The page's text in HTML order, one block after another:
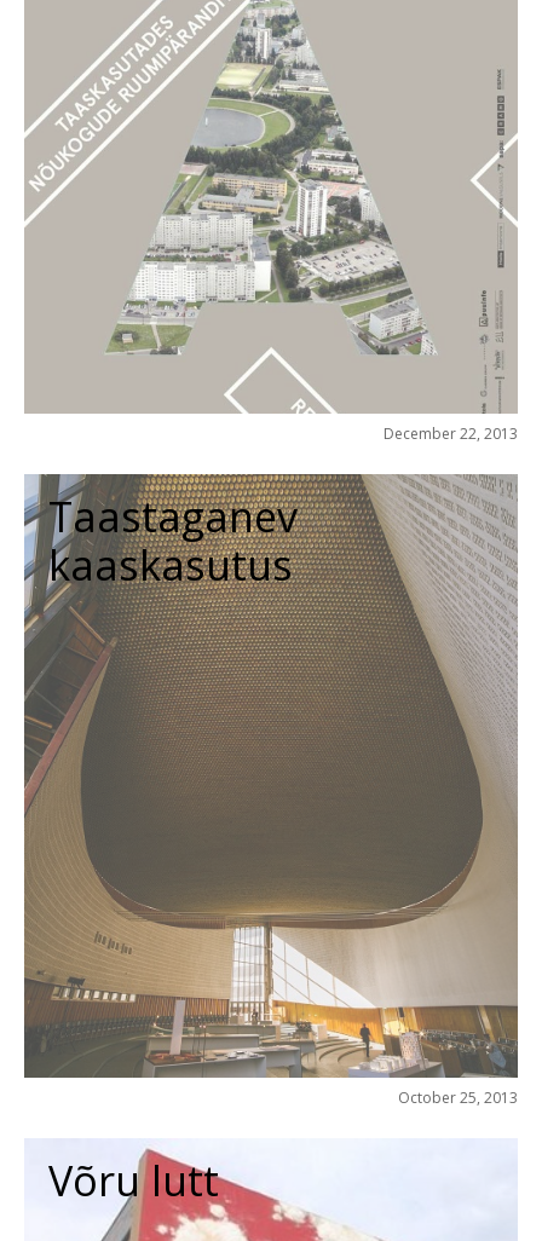
December 22, 2013
Taastaganev
kaaskasutus
October 25, 2013
Võru lutt